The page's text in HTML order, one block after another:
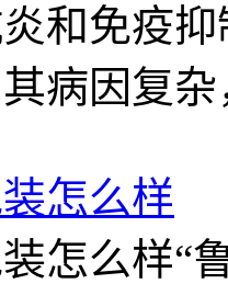
和免疫
病因复
怎么样
怎么样“